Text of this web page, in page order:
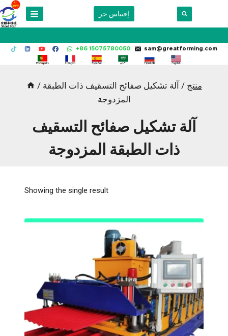
Skip
to
إقتباس حر
+86 15075780050 sam@greatforming.com
/ منتج / آلة تشكيل صفائح التسقيف ذات الطبقة
المزدوجة
آلة تشكيل صفائح التسقيف
ذات الطبقة المزدوجة
Showing the single result